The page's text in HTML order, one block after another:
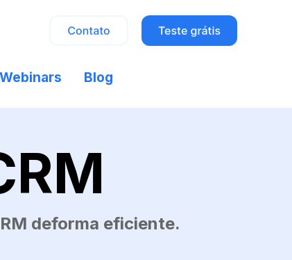
Webinars Blog
deforma eficiente.